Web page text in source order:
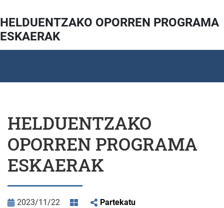
HELDUENTZAKO OPORREN PROGRAMA
ESKAERAK
HELDUENTZAKO
OPORREN PROGRAMA
ESKAERAK
2023/11/22 Partekatu